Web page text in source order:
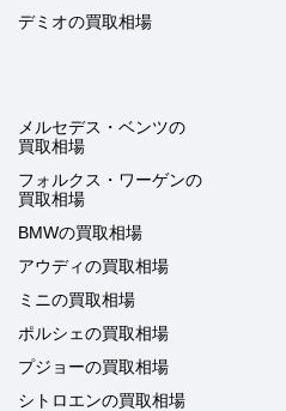
デミオの買取相場
メルセデス・ベンツの
買取相場
フォルクス・ワーゲンの
買取相場
BMWの買取相場
アウディの買取相場
ミニの買取相場
ポルシェの買取相場
プジョーの買取相場
シトロエンの買取相場